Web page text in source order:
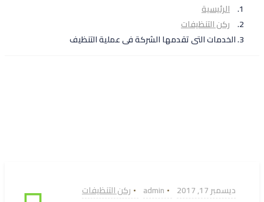
الرئيسية
ركن التنظيفات
الخدمات التى تقدمها الشركة فى عملية التنظيف
ديسمبر 17, 2017 admin ركن التنظيفات